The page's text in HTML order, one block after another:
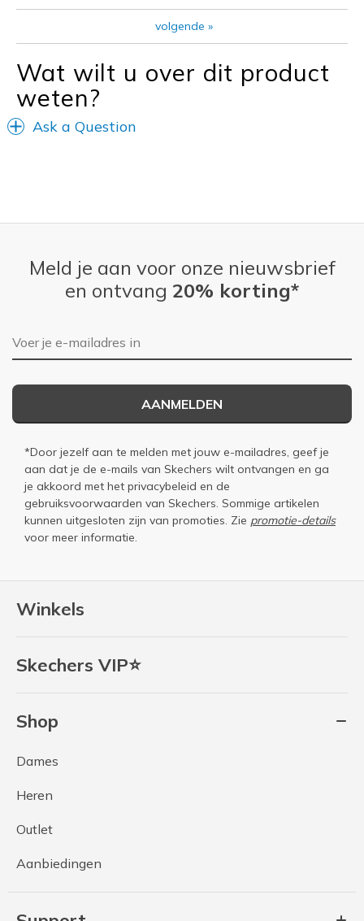
View On Shoes
Shoes are for Wearing
volgende »
Wat wilt u over dit product
weten?
Ask a Question
Winkels
Skechers VIP⭐
Shop
Dames
Heren
Outlet
Aanbiedingen
Meld je aan voor onze nieuwsbrief
en ontvang 20% korting*
E-mailadres
AANMELDEN
*Door jezelf aan te melden met jouw e-mailadres, geef je
aan dat je de e-mails van Skechers wilt ontvangen en ga
je akkoord met het privacybeleid en de
gebruiksvoorwaarden van Skechers. Sommige artikelen
kunnen uitgesloten zijn van promoties. Zie promotie-details
voor meer informatie.